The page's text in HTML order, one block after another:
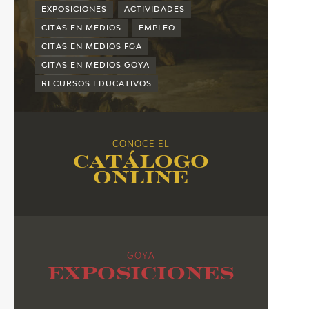
2015
2014
2013
2012
2011
2010
EXPOSICIONES ACTIVIDADES
CITAS EN MEDIOS EMPLEO
CITAS EN MEDIOS FGA
CITAS EN MEDIOS GOYA
RECURSOS EDUCATIVOS
CONOCE EL
Catálogo
online
GOYA
Exposiciones